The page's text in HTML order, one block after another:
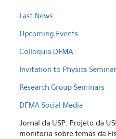
Last News
Upcoming Events
Colloquia DFMA
Invitation to Physics
Research Group Seminars
DFMA Social Media
Jornal da USP: Projeto da
monitoria sobre temas da